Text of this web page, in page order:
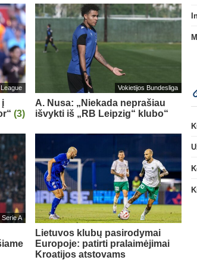
į
(3)
Vokietijos Bundesliga
A. Nusa: „Niekada neprašiau
išvykti iš „RB Leipzig“ klubo“
Serie A
Lietuvos klubų pasirodymai
Europoje: patirti pralaimėjimai
Kroatijos atstovams